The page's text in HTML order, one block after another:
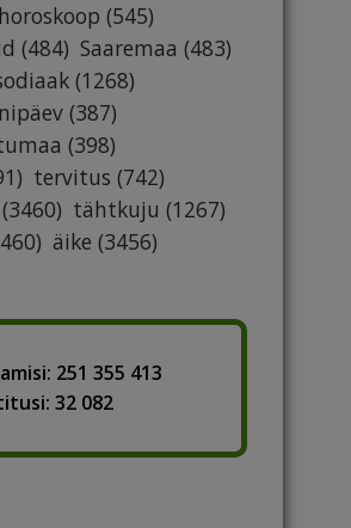
(545)
(484) Saaremaa (483)
(1268)
(387)
(398)
tervitus (742)
(3460) tähtkuju (1267)
äike (3456)
251 355 413
32 082